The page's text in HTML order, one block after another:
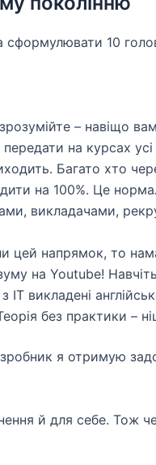
10
– навіщо
на курсах
Багато хто
на 100%. Це
викладачами,
цей напрямок, то
на Youtube!
IT викладені
без практики –
я отримую
й для себе. Тож